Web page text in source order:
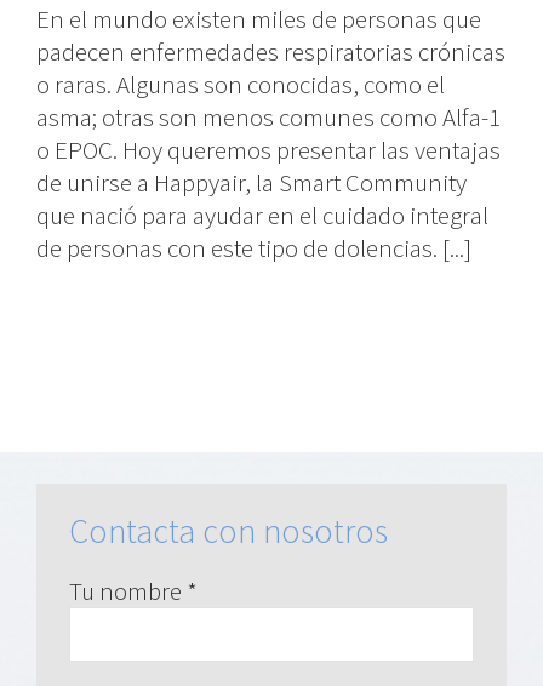
En el mundo existen miles de personas que
padecen enfermedades respiratorias crónicas
o raras. Algunas son conocidas, como el
asma; otras son menos comunes como Alfa-1
o EPOC. Hoy queremos presentar las ventajas
de unirse a Happyair, la Smart Community
que nació para ayudar en el cuidado integral
de personas con este tipo de dolencias. [...]
Contacta con nosotros
Tu nombre *